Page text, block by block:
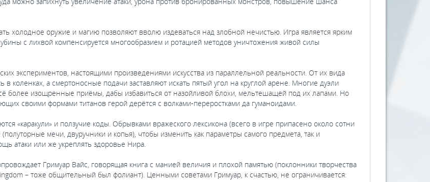
оружие и магию позволяют вволю издеваться над злобной нечистью. Игра является ярким
с лихвой компенсируется многообразием и ротацией методов уничтожения живой силы
экспериментов, настоящими произведениями искусства из параллельной реальности. От их вида
в коленках, а смертоносные подачи заставляют искать пятый угол на круглой арене. Многие дуэли
более изощренные приёмы, дабы избавиться от назойливой блохи, мельтешащей под их лапами. Но
своими формами титанов герой дерётся с волками-переростками да гуманоидами.
и ползучие коды. Обрывками вражеского лексикона (всего в игре припасено около сотни
мечи, двуручники и копья), чтобы изменить как параметры самого предмета, так и
атаки или же укреплять здоровье Нира.
Гримуар Вайс, говорящая книга с манией величия и плохой памятью (поклонники творчества
– тоже общительный был фолиант). Ценными советами Гримуар, к счастью, не ограничивается: